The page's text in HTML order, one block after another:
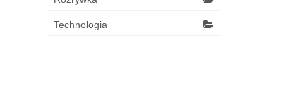
Technologia